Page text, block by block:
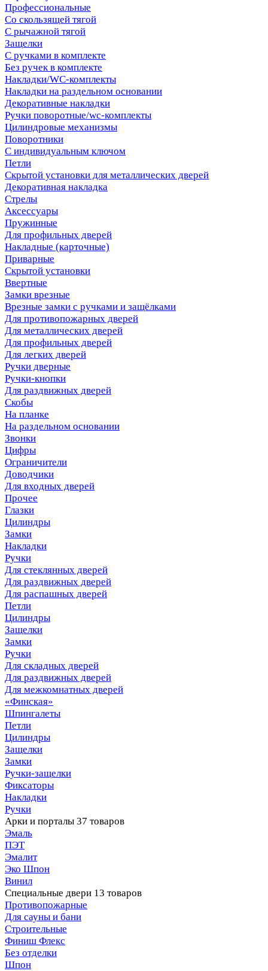
Профессиональные
Со скользящей тягой
С рычажной тягой
Защелки
С ручками в комплекте
Без ручек в комплекте
Накладки/WC-комплекты
Накладки на раздельном основании
Декоративные накладки
Ручки поворотные/wc-комплекты
Цилиндровые механизмы
Поворотники
С индивидуальным ключом
Петли
Скрытой установки для металлических дверей
Декоративная накладка
Стрелы
Аксессуары
Пружинные
Для профильных дверей
Накладные (карточные)
Приварные
Скрытой установки
Ввертные
Замки врезные
Врезные замки с ручками и защёлками
Для противопожарных дверей
Для металлических дверей
Для профильных дверей
Для легких дверей
Ручки дверные
Ручки-кнопки
Для раздвижных дверей
Скобы
На планке
На раздельном основании
Звонки
Цифры
Ограничители
Доводчики
Для входных дверей
Прочее
Глазки
Цилиндры
Замки
Накладки
Ручки
Для стеклянных дверей
Для раздвижных дверей
Для распашных дверей
Петли
Цилиндры
Защелки
Замки
Ручки
Для складных дверей
Для раздвижных дверей
Для межкомнатных дверей
«Финская»
Шпингалеты
Петли
Цилиндры
Защелки
Замки
Ручки-защелки
Фиксаторы
Накладки
Ручки
Арки и порталы 37 товаров
Эмаль
ПЭТ
Эмалит
Эко Шпон
Винил
Специальные двери 13 товаров
Противопожарные
Для сауны и бани
Строительные
Финиш Флекс
Без отделки
Шпон